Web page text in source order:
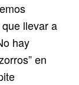
llevar a
hay
en